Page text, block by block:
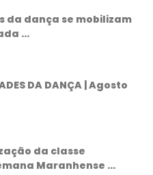
da dança se mobilizam
...
DA DANÇA | Agosto
da classe
Maranhense ...